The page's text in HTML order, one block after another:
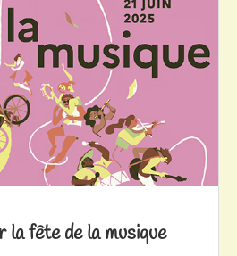
fête de la musique